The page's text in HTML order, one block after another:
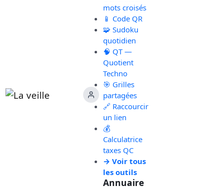
mots croisés
📱 Code QR
🧩 Sudoku
quotidien
🧠 QT —
Quotient
Techno
🎯 Grilles
partagées
🔗 Raccourcir
un lien
💰
Calculatrice
taxes QC
→ Voir tous
les outils
Annuaire